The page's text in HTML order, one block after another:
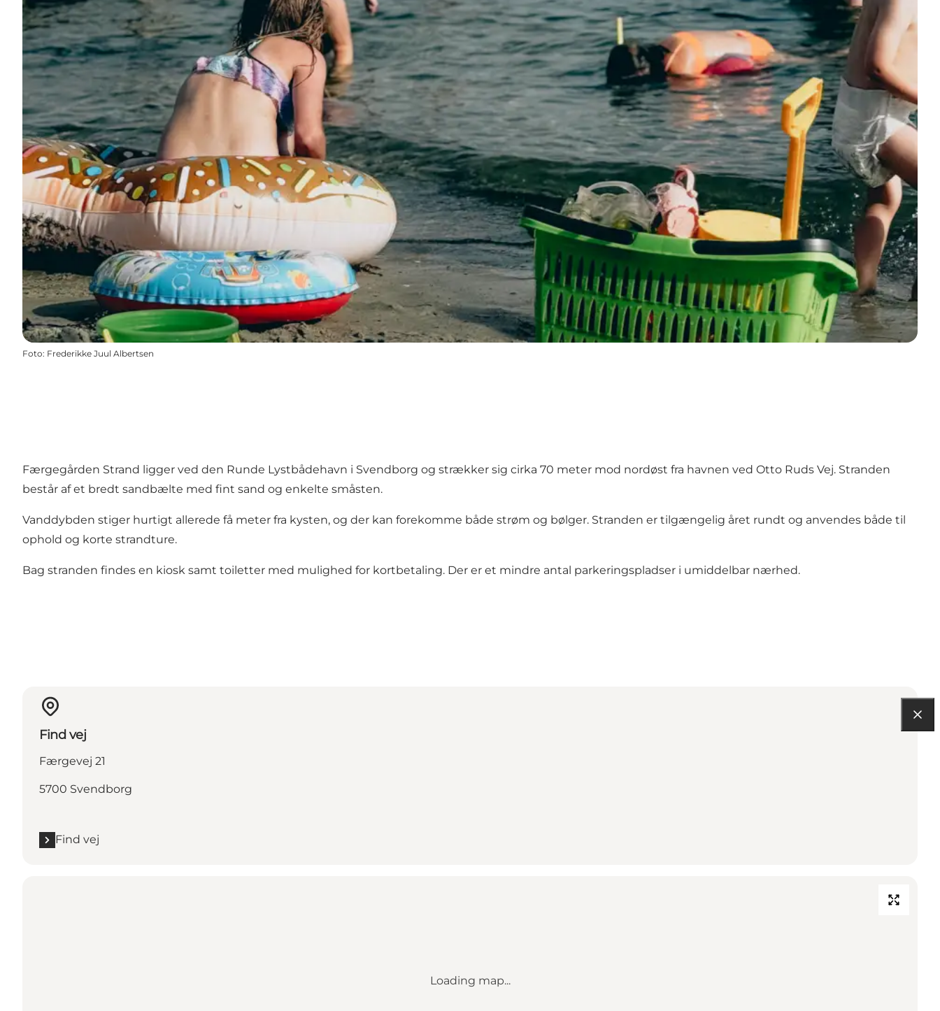
Foto: Frederikke Juul Albertsen
Færgegården Strand ligger ved den Runde Lystbådehavn i Svendborg og strækker sig cirka 70 meter mod nordøst fra havnen ved Otto Ruds Vej. Stranden
består af et bredt sandbælte med fint sand og enkelte småsten.
Vanddybden stiger hurtigt allerede få meter fra kysten, og der kan forekomme både strøm og bølger. Stranden er tilgængelig året rundt og anvendes både til
ophold og korte strandture.
Bag stranden findes en kiosk samt toiletter med mulighed for kortbetaling. Der er et mindre antal parkeringspladser i umiddelbar nærhed.
Find vej
Færgevej 21
5700 Svendborg
Find vej
Loading map...